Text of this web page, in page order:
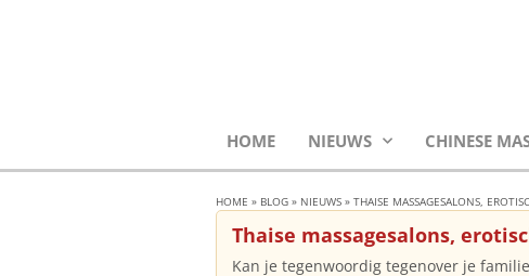
HOME NIEUWS CHINESE
HOME » BLOG » NIEUWS » THAISE MASSAGESALONS,
Thaise massagesalons,
Kan je tegenwoordig tegenover je